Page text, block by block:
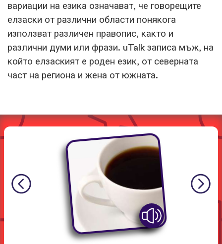
вариации на езика означават, че говорещите
елзаски от различни области понякога
използват различен правопис, както и
различни думи или фрази. uTalk записа мъж, на
който елзаският е роден език, от северната
част на региона и жена от южната.